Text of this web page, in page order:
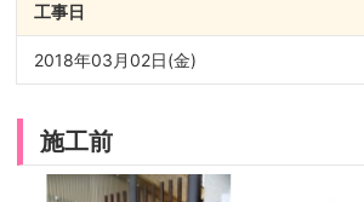
工事日
2018年03月02日(金)
施工前